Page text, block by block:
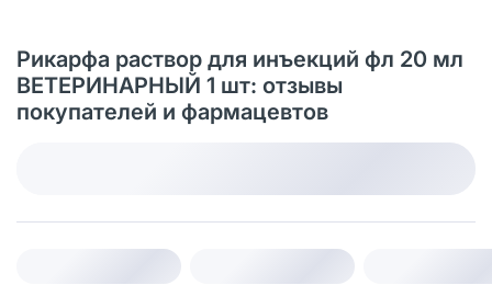
Рикарфа раствор для инъекций фл 20 мл
ВЕТЕРИНАРНЫЙ 1 шт: отзывы
покупателей и фармацевтов